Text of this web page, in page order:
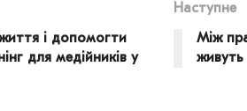
і допомогти
для медійників у
Наступне
Між
живуть